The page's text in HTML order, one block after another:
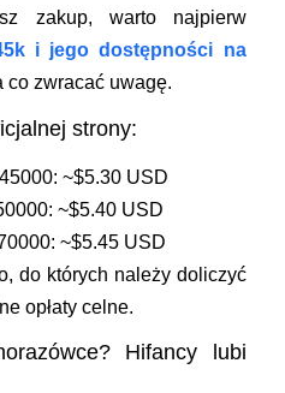
zakup, warto najpierw
i jego dostępności na
co zwracać uwagę.
strony:
~$5.30 USD
~$5.40 USD
~$5.45 USD
do których należy doliczyć
opłaty celne.
Hifancy lubi